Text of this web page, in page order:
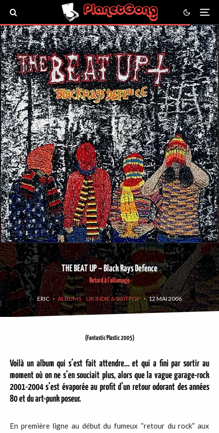
THE BEAT UP – Black Rays Defence
Retard à l'allumage
ERIC · ALBUMS UK INDIE & BRITPOP · 12 MAI 2006
(Fantastic Plastic 2005)
Voilà un album qui s’est fait attendre… et qui a fini par sortir au
moment où on ne s’en souciait plus, alors que la vague garage-rock
2001-2004 s’est évaporée au profit d’un retour odorant des années
80 et du art-punk poseur.
En première ligne au début du fumeux “retour du rock” aux